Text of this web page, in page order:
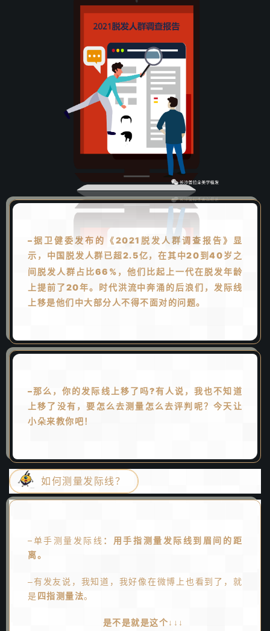
–据卫健委发布的《2021脱发人群调查报告》显
示，中国脱发人群已超2.5亿，在其中20到40岁之
间脱发人群 占比66%，他们比起上一代在脱发年龄
上提前了20年。时代洪流中奔涌的后浪们， 发际线
上移是他们中大部分人不得不面对的问题。
–那么，你的发际线上移了吗?有人说，我也不知道
上移了没有，要怎么去测量怎么去评判呢？今天让
小朵来教你吧！
如何测量发际线？
–单手测量发际线 ：用手指测量发际线到眉间的距
离。
–有发友说，我知道，我好像在微博上也看到了，就
是 四指测量法。
是不是就是这个↓↓↓